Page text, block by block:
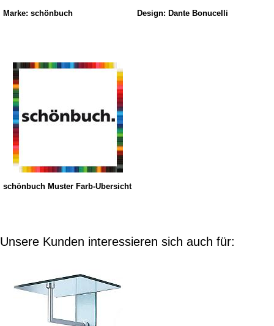
Marke: schönbuch Design: Dante Bonucelli
schönbuch Muster Farb-Übersicht
Unsere Kunden interessieren sich auch für: